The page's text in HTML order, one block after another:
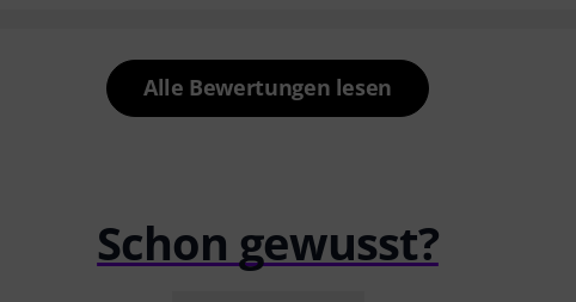
Alle Bewertungen lesen
Schon gewusst?